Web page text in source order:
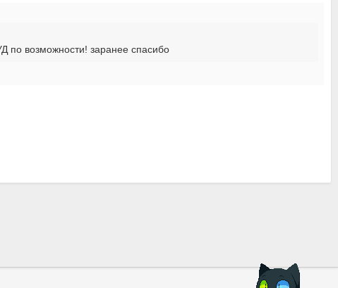
по возможности! заранее спасибо